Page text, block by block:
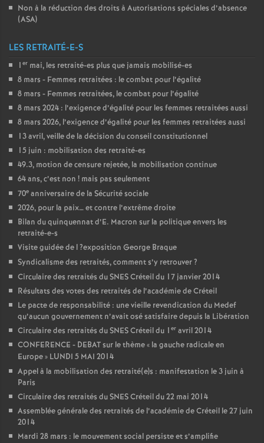
Non à la réduction des droits à Autorisations spéciales d’absence
(ASA)
LES RETRAITÉ-E-S
1 er mai, les retraité-es plus que jamais mobilisé-es
8 mars - Femmes retraitées : le combat pour l’égalité
8 mars - Femmes retraitées, le combat pour l’égalité
8 mars 2024 : l’exigence d’égalité pour les femmes retraitées aussi
8 mars 2026, l’exigence d’égalité pour les femmes retraitées aussi
13 avril, veille de la décision du conseil constitutionnel
15 juin : mobilisation des retraité-es
49.3, motion de censure rejetée, la mobilisation continue
64 ans, c’est non ! mais pas seulement
70e anniversaire de la Sécurité sociale
2026, pour la paix… et contre l’extrême droite
Bilan du quinquennat d’E. Macron sur la politique envers les
retraité-e-s
Visite guidée de l?exposition George Braque
Syndicalisme des retraités, comment s’y retrouver?
Circulaire des retraités duSNESCréteil du 17 janvier 2014
Résultats des votes des retraités de l’académie de Créteil
Le pacte de responsabilité : une vieille revendication du Medef
qu’aucun gouvernement n’avait osé satisfaire depuis la Libération
Circulaire des retraités duSNESCréteil du 1 er avril 2014
CONFERENCE - DEBATsur le thème « la gauche radicale en
Europe» LUNDI 5 MAI 2014
Appel à la mobilisation des retraité(e)s : manifestation le 3 juin à
Paris
Circulaire des retraités duSNESCréteil du 22 mai 2014
Assemblée générale des retraités de l’académie de Créteil le 27 juin
2014
Mardi 28 mars : le mouvement social persiste et s’amplifie